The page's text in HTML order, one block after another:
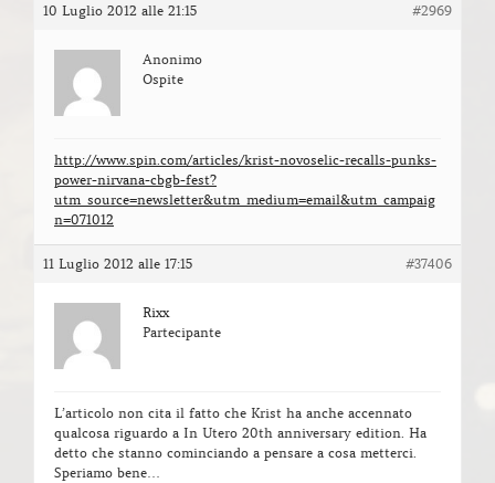
10 Luglio 2012 alle 21:15 #2969
Anonimo
Ospite
http://www.spin.com/articles/krist-novoselic-recalls-punks-
power-nirvana-cbgb-fest?
utm_source=newsletter&utm_medium=email&utm_campaig
n=071012
11 Luglio 2012 alle 17:15 #37406
Rixx
Partecipante
L’articolo non cita il fatto che Krist ha anche accennato
qualcosa riguardo a In Utero 20th anniversary edition. Ha
detto che stanno cominciando a pensare a cosa metterci.
Speriamo bene…